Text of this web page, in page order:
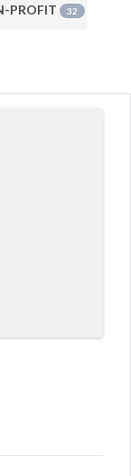
PROFIT 32